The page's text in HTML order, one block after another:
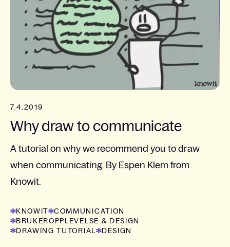
7.4.2019
Why draw to communicate
A tutorial on why we recommend you to draw
when communicating. By Espen Klem from
Knowit.
KNOWIT
COMMUNICATION
BRUKEROPPLEVELSE & DESIGN
DRAWING TUTORIAL
DESIGN